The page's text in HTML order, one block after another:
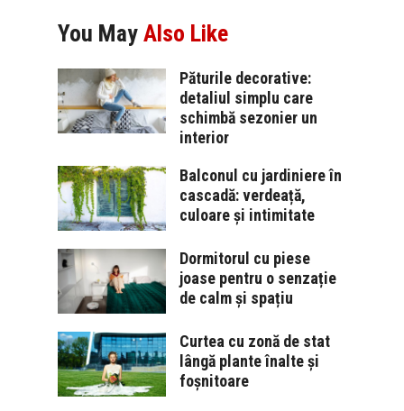
You May Also Like
Păturile decorative:
detaliul simplu care
schimbă sezonier un
interior
Balconul cu jardiniere în
cascadă: verdeață,
culoare și intimitate
Dormitorul cu piese
joase pentru o senzație
de calm și spațiu
Curtea cu zonă de stat
lângă plante înalte și
foșnitoare